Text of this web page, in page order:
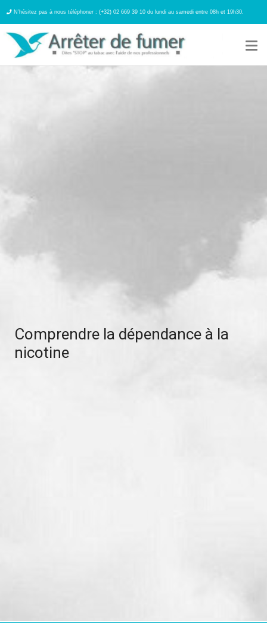
N’hésitez pas à nous téléphoner : (+32) 02 669 39 10 du lundi au samedi entre 08h et 19h30.
Comprendre la dépendance à la
nicotine